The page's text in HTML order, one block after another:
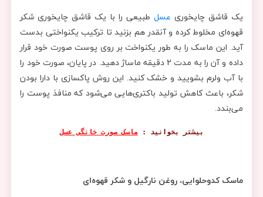
یک قاشق چایخوری عسل طبیعی را با یک قاشق چایخوری شکر
قهوه‌ای مخلوط کرده و آنقدر هم بزنید تا ترکیب یکنواختی بدست
آید. این ماسک را به طور یکنواخت بر روی پوست صورت خود قرار
داده و آن را به مدت 2 دقیقه ماساژ دهید. در پایان، صورت خود را
با آب ولرم بشویید و خشک کنید. این روش پاکسازی با دارا بودن
شکر، باعث کاهش تولید باکتری‌هایی می‌شود که منافذ پوست را
می‌بندد.
بیشتر بخوانید : ماسک صورت خانگی عسل
ماسک کدوحلوایی، روغن نارگیل و شکر قهوه‌ای